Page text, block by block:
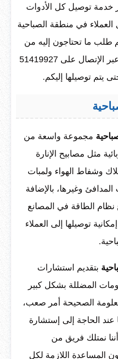
خدمة توصيل كل الأدوات
العملاء في منطقة الصباحية
طلب ما تحتاجون إليه من
أجهزة وأدوات كهربائية عبر الإتصال على 51419927
يتم توصيلها إليكم.
مجموعة واسعة من
مثل مصابيح الإنارة
وشفاط الهواء ولمبات
وغيرها، بالإضافة
نظام الطاقة في المصانع
توصيلها إلى العملاء
بتقديم استشارات
المضللة بشكل كبير
الصحيحة أمر صعب،
عند الحاجة إلى إستشارة
نمتلك فريق من
المساعدة اللازمة لكل